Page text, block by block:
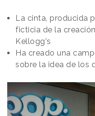
La cinta, producida
ficticia de la
Kellogg's
Ha creado una
sobre la idea de los